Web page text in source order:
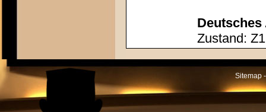
Deutsches
Zustand: Z1
Sitemap